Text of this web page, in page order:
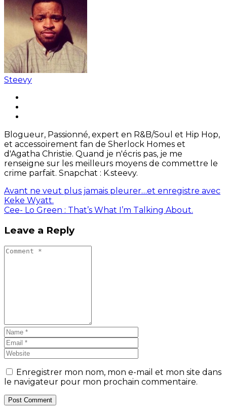
Steevy
Blogueur, Passionné, expert en R&B/Soul et Hip Hop,
et accessoirement fan de Sherlock Homes et
d'Agatha Christie. Quand je n'écris pas, je me
renseigne sur les meilleurs moyens de commettre le
crime parfait. Snapchat : K.steevy.
Avant ne veut plus jamais pleurer…et enregistre avec
Keke Wyatt.
Cee- Lo Green : That’s What I’m Talking About.
Leave a Reply
Enregistrer mon nom, mon e-mail et mon site dans
le navigateur pour mon prochain commentaire.
Post Comment